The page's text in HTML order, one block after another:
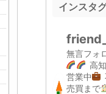
インスタ
無言フォ
高
営業中
売買まで